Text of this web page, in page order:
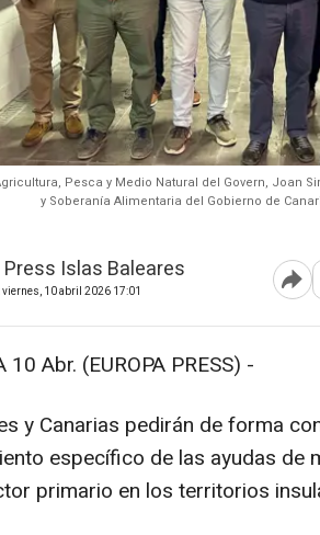
Pesca y Medio Natural del Govern, Joan
y Soberanía Alimentaria del Gobierno de
Press Islas Baleares
10 abril 2026 17:01
10 Abr. (EUROPA PRESS) -
y Canarias pedirán de forma
específico de las ayudas de
primario en los territorios